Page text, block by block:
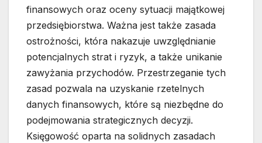
finansowych oraz oceny sytuacji majątkowej
przedsiębiorstwa. Ważna jest także zasada
ostrożności, która nakazuje uwzględnianie
potencjalnych strat i ryzyk, a także unikanie
zawyżania przychodów. Przestrzeganie tych
zasad pozwala na uzyskanie rzetelnych
danych finansowych, które są niezbędne do
podejmowania strategicznych decyzji.
Księgowość oparta na solidnych zasadach